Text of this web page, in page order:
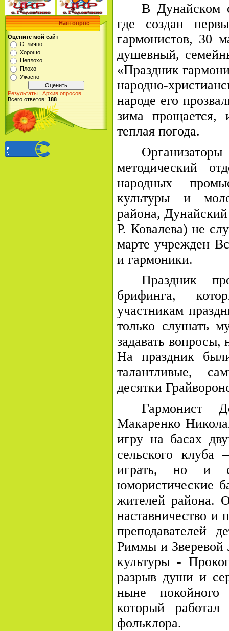
Наш опрос
Оцените мой сайт
Отлично
Хорошо
Неплохо
Плохо
Ужасно
Результаты | Архив опросов
Всего ответов: 188
В Дунайском
где создан
гармонистов, 30
душевный,
«Праздник
народно-
народе его
зима прощается,
теплая погода.
методический
народных
культуры и
района,
Р. Ковалева) не
марте учрежден
и гармоники.
Праздник
брифинга,
участникам
только слушать
задавать вопросы,
На праздник
талантливые,
десятки
Гармонист
Макаренко
игру на басах
сельского
играть, но и
юмористические
жителей района.
наставничество и
преподавателей
Риммы и Зверевой
культуры -
разрыв души и
ныне
который
фольклора.